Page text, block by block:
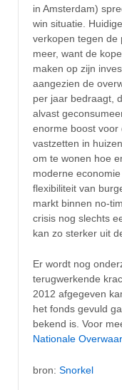
in Amsterdam)
win situatie.
verkopen tegen de
meer, want de
maken op zijn
aangezien de
per jaar bedraagt,
alvast
enorme boost voor
vastzetten in
om te wonen hoe
moderne
flexibiliteit van
markt binnen no-
crisis nog slechts
kan zo sterker uit
Er wordt nog
terugwerkende
2012 afgegeven
het fonds gevuld
bekend is. Voor
Nationale
bron: Snorkel